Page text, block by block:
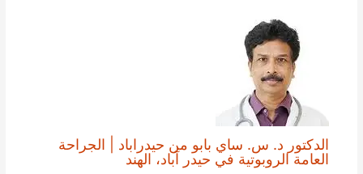
الدكتور د. س. ساي بابو من حيدراباد | الجراحة
العامة الروبوتية في حيدر آباد، الهند